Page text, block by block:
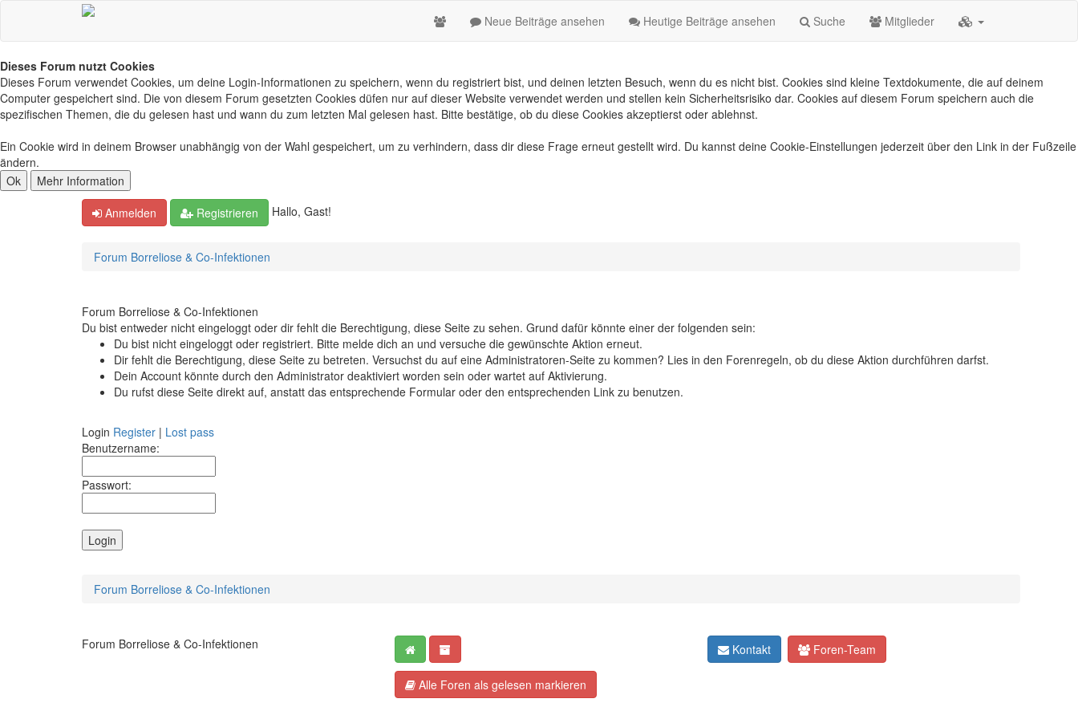
Neue Beiträge ansehen Heutige Beiträge ansehen Suche Mitglieder
Dieses Forum nutzt Cookies
Dieses Forum verwendet Cookies, um deine Login-Informationen zu speichern, wenn du registriert bist, und deinen letzten Besuch, wenn du es nicht bist. Cookies sind kleine Textdokumente, die auf deinem
Computer gespeichert sind. Die von diesem Forum gesetzten Cookies düfen nur auf dieser Website verwendet werden und stellen kein Sicherheitsrisiko dar. Cookies auf diesem Forum speichern auch die
spezifischen Themen, die du gelesen hast und wann du zum letzten Mal gelesen hast. Bitte bestätige, ob du diese Cookies akzeptierst oder ablehnst.
Ein Cookie wird in deinem Browser unabhängig von der Wahl gespeichert, um zu verhindern, dass dir diese Frage erneut gestellt wird. Du kannst deine Cookie-Einstellungen jederzeit über den Link in der Fußzeile
ändern.
Anmelden Registrieren Hallo, Gast!
Forum Borreliose & Co-Infektionen
Forum Borreliose & Co-Infektionen
Du bist entweder nicht eingeloggt oder dir fehlt die Berechtigung, diese Seite zu sehen. Grund dafür könnte einer der folgenden sein:
Du bist nicht eingeloggt oder registriert. Bitte melde dich an und versuche die gewünschte Aktion erneut.
Dir fehlt die Berechtigung, diese Seite zu betreten. Versuchst du auf eine Administratoren-Seite zu kommen? Lies in den Forenregeln, ob du diese Aktion durchführen darfst.
Dein Account könnte durch den Administrator deaktiviert worden sein oder wartet auf Aktivierung.
Du rufst diese Seite direkt auf, anstatt das entsprechende Formular oder den entsprechenden Link zu benutzen.
Login Register | Lost pass
Benutzername:
Passwort:
Forum Borreliose & Co-Infektionen
Forum Borreliose & Co-Infektionen
Alle Foren als gelesen markieren
Kontakt Foren-Team